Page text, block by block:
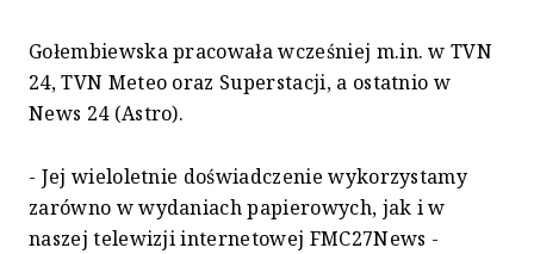
Gołembiewska pracowała wcześniej m.in. w TVN
24, TVN Meteo oraz Superstacji, a ostatnio w
News 24 (Astro).
- Jej wieloletnie doświadczenie wykorzystamy
zarówno w wydaniach papierowych, jak i w
naszej telewizji internetowej FMC27News -